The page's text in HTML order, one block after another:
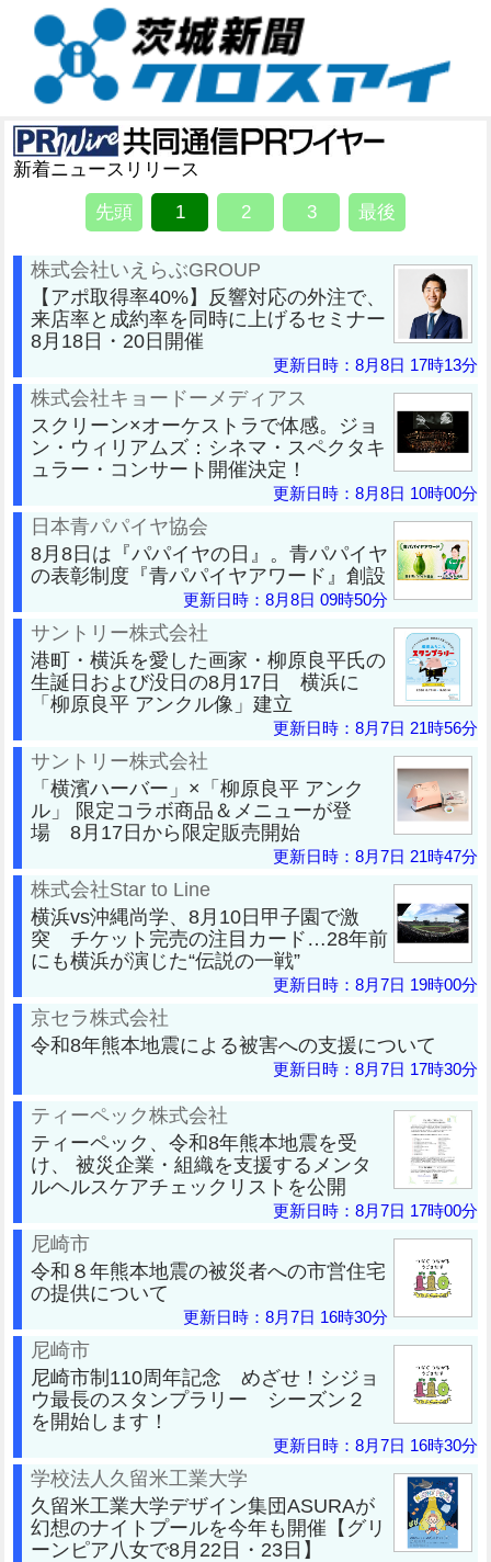
新着ニュースリリース
先頭 1 2 3 最後
株式会社いえらぶGROUP
【アポ取得率40%】反響対応の外注で、
来店率と成約率を同時に上げるセミナー
8月18日・20日開催
更新日時：8月8日 17時13分
株式会社キョードーメディアス
スクリーン×オーケストラで体感。ジョ
ン・ウィリアムズ：シネマ・スペクタキ
ュラー・コンサート開催決定！
更新日時：8月8日 10時00分
日本青パパイヤ協会
8月8日は『パパイヤの日』。青パパイヤ
の表彰制度『青パパイヤアワード』創設
更新日時：8月8日 09時50分
サントリー株式会社
港町・横浜を愛した画家・柳原良平氏の
生誕日および没日の8月17日 横浜に
「柳原良平 アンクル像」建立
更新日時：8月7日 21時56分
サントリー株式会社
「横濱ハーバー」×「柳原良平 アンク
ル」 限定コラボ商品＆メニューが登
場 8月17日から限定販売開始
更新日時：8月7日 21時47分
株式会社Star to Line
横浜vs沖縄尚学、8月10日甲子園で激
突 チケット完売の注目カード…28年前
にも横浜が演じた“伝説の一戦”
更新日時：8月7日 19時00分
京セラ株式会社
令和8年熊本地震による被害への支援について
更新日時：8月7日 17時30分
ティーペック株式会社
ティーペック、令和8年熊本地震を受
け、 被災企業・組織を支援するメンタ
ルヘルスケアチェックリストを公開
更新日時：8月7日 17時00分
尼崎市
令和８年熊本地震の被災者への市営住宅
の提供について
更新日時：8月7日 16時30分
尼崎市
尼崎市制110周年記念 めざせ！シジョ
ウ最長のスタンプラリー シーズン２
を開始します！
更新日時：8月7日 16時30分
学校法人久留米工業大学
久留米工業大学デザイン集団ASURAが
幻想のナイトプールを今年も開催【グリ
ーンピア八女で8月22日・23日】